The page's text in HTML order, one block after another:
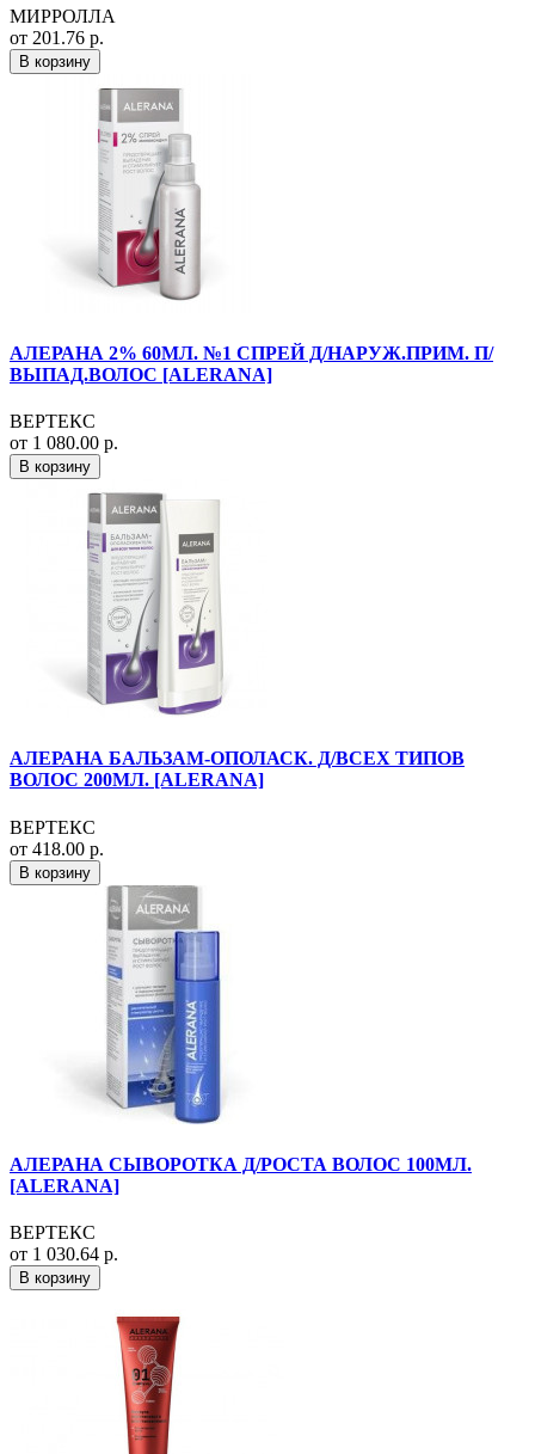
МИРРОЛЛА
от 201.76 р.
В корзину
АЛЕРАНА 2% 60МЛ. №1 СПРЕЙ Д/НАРУЖ.ПРИМ. П/
ВЫПАД.ВОЛОС [ALERANA]
ВЕРТЕКС
от 1 080.00 р.
В корзину
АЛЕРАНА БАЛЬЗАМ-ОПОЛАСК. Д/ВСЕХ ТИПОВ
ВОЛОС 200МЛ. [ALERANA]
ВЕРТЕКС
от 418.00 р.
В корзину
АЛЕРАНА СЫВОРОТКА Д/РОСТА ВОЛОС 100МЛ.
[ALERANA]
ВЕРТЕКС
от 1 030.64 р.
В корзину